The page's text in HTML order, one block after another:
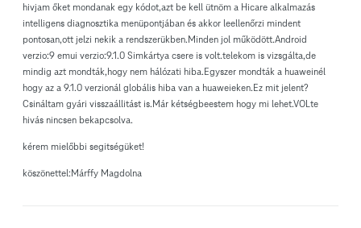
hivjam őket mondanak egy kódot,azt be kell ütnöm a Hicare alkalmazás
intelligens diagnosztika menüpontjában és akkor leellenőrzi mindent
pontosan,ott jelzi nekik a rendszerükben.Minden jol működött.Android
verzio:9 emui verzio:9.1.0 Simkártya csere is volt.telekom is vizsgálta,de
mindig azt mondták,hogy nem hálózati hiba.Egyszer mondták a huaweinél
hogy az a 9.1.0 verzionál globális hiba van a huaweieken.Ez mit jelent?
Csináltam gyári visszaállitást is.Már kétségbeestem hogy mi lehet.VOLte
hivás nincsen bekapcsolva.
kérem mielőbbi segitségüket!
köszönettel:Márffy Magdolna